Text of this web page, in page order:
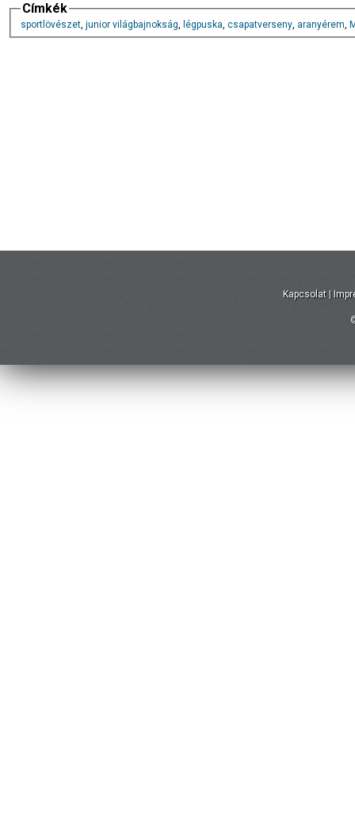
Címkék
sportlövészet, junior világbajnokság, légpuska, csapatverseny, aranyérem,
Kapcsolat |